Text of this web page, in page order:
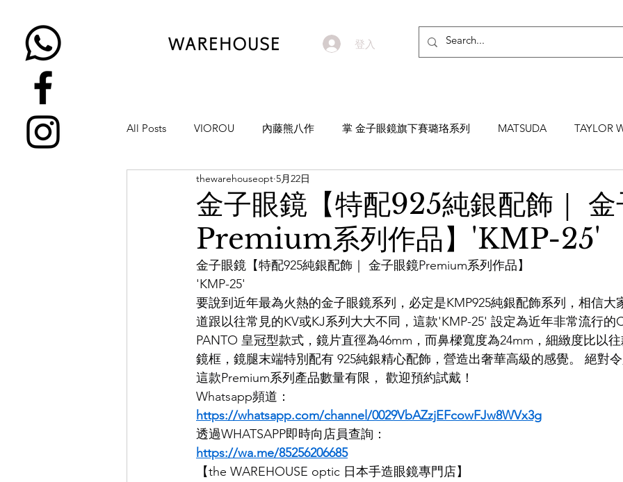
登入
All Posts VIOROU 內藤熊八作 掌 金子眼鏡旗下賽璐珞系列 MATSUDA TAYLOR
NATIVE SONS
YUICHI TOYAMA KAMEMANNEN MYKITA MOSCOT ZEISS MASAHIRO
H-FUSION JULIUS TART OPTICAL AKIRA AND SONS DITA 10EYEVAN
OG X OLIVER GOLDSMITH LUNOR 杉本圭 OLVER PEOPLES
EFFECTOR
金子眼鏡【特配925純銀配飾｜
Premium系列作品】'KMP-25'
thewarehouseopt 5月22日
金子眼鏡【特配925純銀配飾｜ 金子眼鏡Premium系列作品】
'KMP-25'
要說到近年最為火熱的金子眼鏡系列，必定是KMP925純銀配飾系列，相信大
道跟以往常見的KV或KJ系列大大不同，這款'KMP-25' 設定為近年非常流行
PANTO 皇冠型款式，鏡片直徑為46mm，而鼻樑寬度為24mm，細緻度比以
鏡框，鏡腿末端特別配有 925純銀精心配飾，營造出奢華高級的感覺。 絕對
這款Premium系列產品數量有限， 歡迎預約試戴！
Whatsapp頻道：
https://whatsapp.com/channel/0029VbAZzjEFcowFJw8WVx3g
透過WHATSAPP即時向店員查詢：
https://wa.me/85256206685
【the WAREHOUSE optic 日本手造眼鏡專門店】